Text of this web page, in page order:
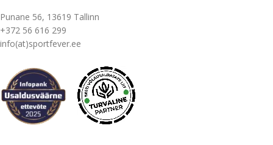
Punane 56, 13619 Tallinn
+372 56 616 299
info(at)sportfever.ee